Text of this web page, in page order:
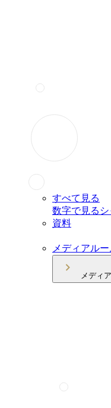
すべて見る
数字で見るシ
資料
メディアルー
メディ